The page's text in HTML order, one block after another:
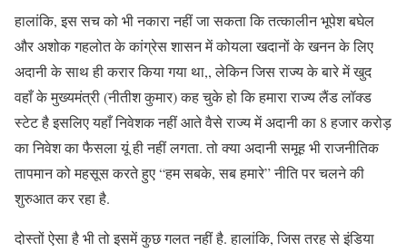
हालांकि, इस सच को भी नकारा नहीं जा सकता कि तत्कालीन भूपेश बघेल
और अशोक गहलोत के कांग्रेस शासन में कोयला खदानों के खनन के लिए
अदानी के साथ ही करार किया गया था,, लेकिन जिस राज्य के बारे में खुद
वहाँ के मुख्यमंत्री (नीतीश कुमार) कह चुके हो कि हमारा राज्य लैंड लॉक्ड
स्टेट है इसलिए यहाँ निवेशक नहीं आते वैसे राज्य में अदानी का 8 हजार करोड़
का निवेश का फैसला यूं ही नहीं लगता. तो क्या अदानी समूह भी राजनीतिक
तापमान को महसूस करते हुए “हम सबके, सब हमारे” नीति पर चलने की
शुरुआत कर रहा है.
दोस्तों ऐसा है भी तो इसमें कुछ गलत नहीं है. हालांकि, जिस तरह से इंडिया